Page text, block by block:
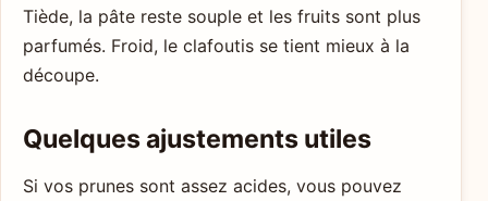
Tiède, la pâte reste souple et les fruits sont plus
parfumés. Froid, le clafoutis se tient mieux à la
découpe.
Quelques ajustements utiles
Si vos prunes sont assez acides, vous pouvez